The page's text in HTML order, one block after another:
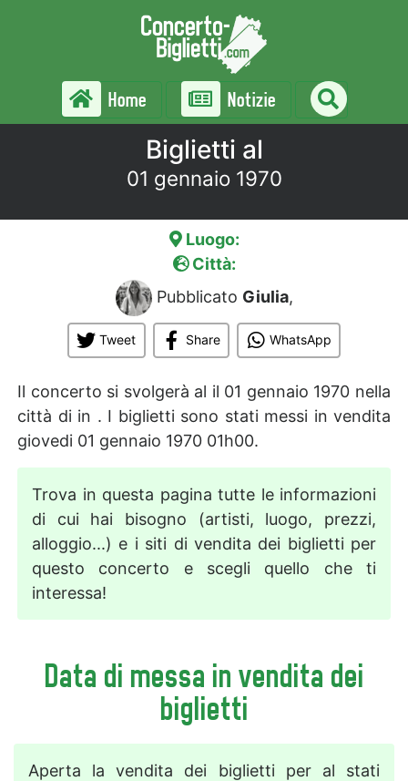
Home Notizie
Biglietti al
01 gennaio 1970
Luogo:
Città:
Pubblicato Giulia,
Tweet Share WhatsApp
Il concerto si svolgerà al il 01 gennaio 1970 nella
città di in . I biglietti sono stati messi in vendita
giovedi 01 gennaio 1970 01h00.
Trova in questa pagina tutte le informazioni
di cui hai bisogno (artisti, luogo, prezzi,
alloggio...) e i siti di vendita dei biglietti per
questo concerto e scegli quello che ti
interessa!
Data di messa in vendita dei
biglietti
Aperta la vendita dei biglietti per al stati